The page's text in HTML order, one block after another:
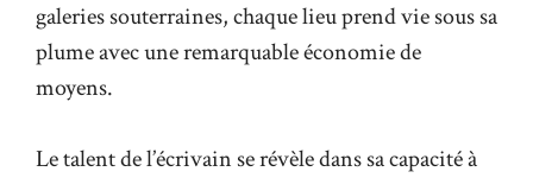
galeries souterraines, chaque lieu prend vie sous sa
plume avec une remarquable économie de
moyens.
Le talent de l’écrivain se révèle dans sa capacité à